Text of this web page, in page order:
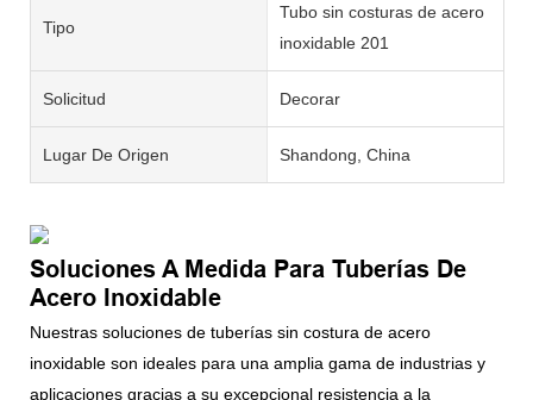
Tipo
Tubo sin costuras de acero
inoxidable 201
Solicitud Decorar
Lugar De Origen Shandong, China
Soluciones A Medida Para Tuberías De
Acero Inoxidable
Nuestras soluciones de tuberías sin costura de acero
inoxidable son ideales para una amplia gama de industrias y
aplicaciones gracias a su excepcional resistencia a la